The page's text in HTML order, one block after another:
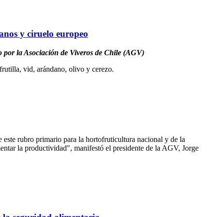
y ciruelo europeo
por la Asociación de Viveros de Chile (AGV)
vid, arándano, olivo y cerezo.
rubro primario para la hortofruticultura nacional y de la
la productividad", manifestó el presidente de la AGV, Jorge